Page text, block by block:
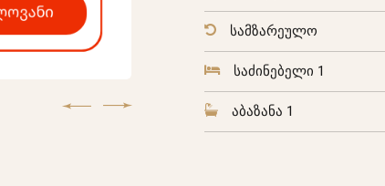
სამზარეულო
საძინებელი 1
აბაზანა 1